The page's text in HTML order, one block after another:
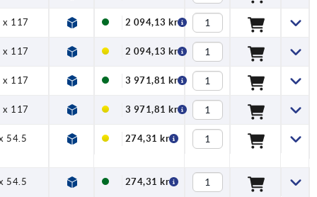
x 117 2 094,13 kr
x 117 2 094,13 kr
x 117 3 971,81 kr
x 117 3 971,81 kr
54.5 274,31 kr
54.5 274,31 kr